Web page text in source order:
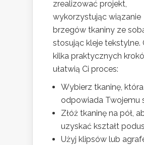
zrealizować projekt,
wykorzystując wiązanie
brzegów tkaniny ze
stosując kleje tekstylne.
kilka praktycznych
ułatwią Ci proces:
Wybierz tkaninę, która
odpowiada Twojemu
Złóż tkaninę na pół,
uzyskać kształt
Użyj klipsów lub